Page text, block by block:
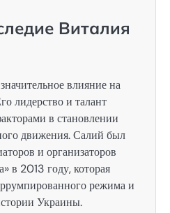
Виталия
влияние на
лидерство и талант
в становлении
движения. Салий был
и организаторов
в 2013 году, которая
режима и
Украины.